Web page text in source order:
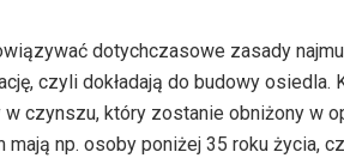
dotychczasowe zasady
czyli dokładają do budowy
czynszu, który zostanie obniżony w
mają np. osoby poniżej 35 roku życia,